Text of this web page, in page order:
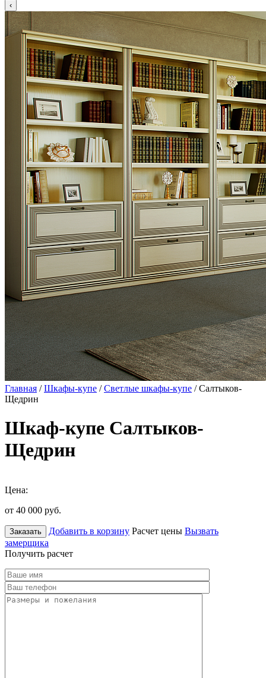
Главная /Шкафы-купе /Светлые шкафы-купе / Салтыков-
Щедрин
Шкаф-купе Салтыков-
Щедрин
Цена:
от 40 000 руб.
Заказать Добавить в корзину Расчет цены Вызвать
замерщика
Получить расчет